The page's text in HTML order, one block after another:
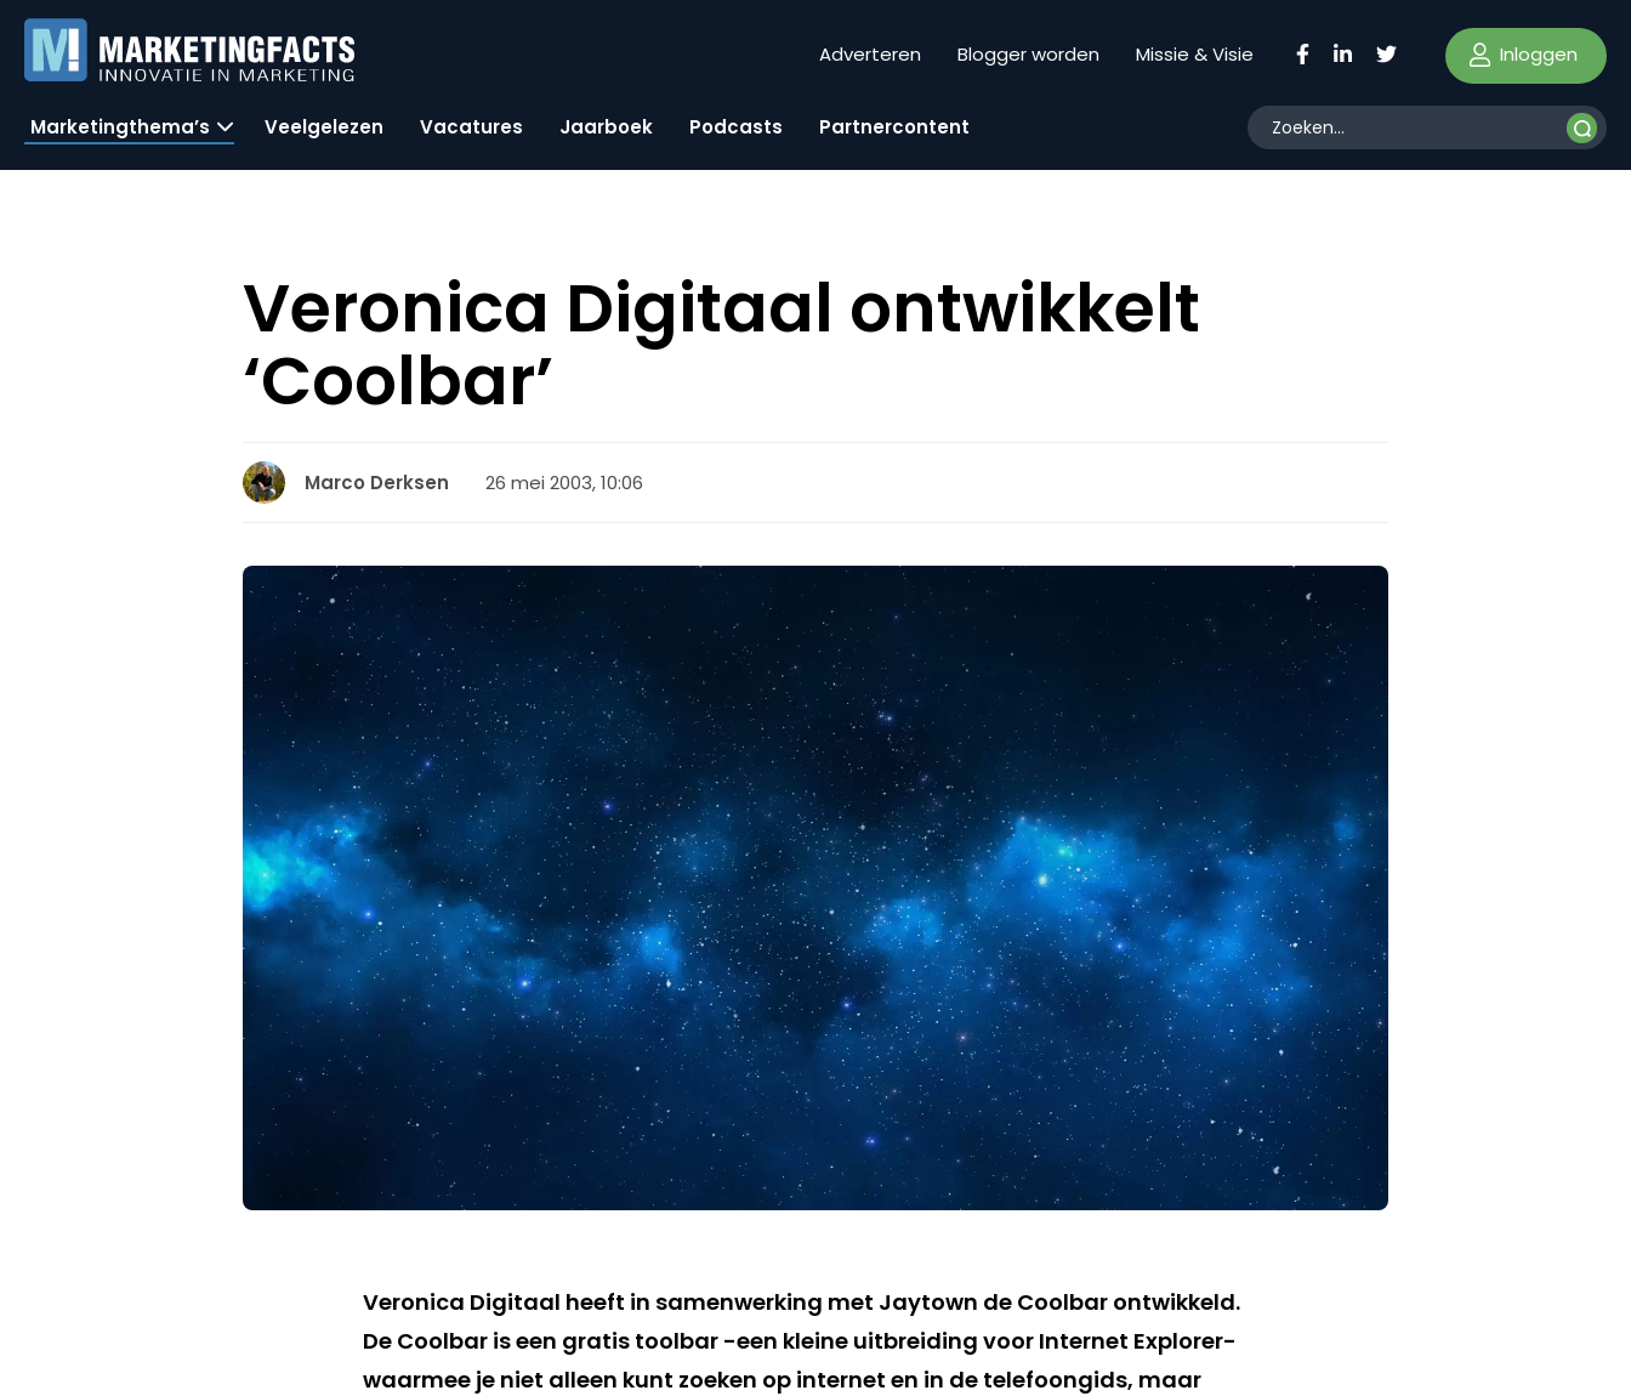
Adverteren Blogger worden Missie & Visie Inloggen
Marketingthema’s Veelgelezen Vacatures Jaarboek Podcasts Partnercontent
Veronica Digitaal ontwikkelt
‘Coolbar’
Marco Derksen 26 mei 2003, 10:06
Veronica Digitaal heeft in samenwerking met Jaytown de Coolbar ontwikkeld.
De Coolbar is een gratis toolbar -een kleine uitbreiding voor Internet Explorer-
waarmee je niet alleen kunt zoeken op internet en in de telefoongids, maar